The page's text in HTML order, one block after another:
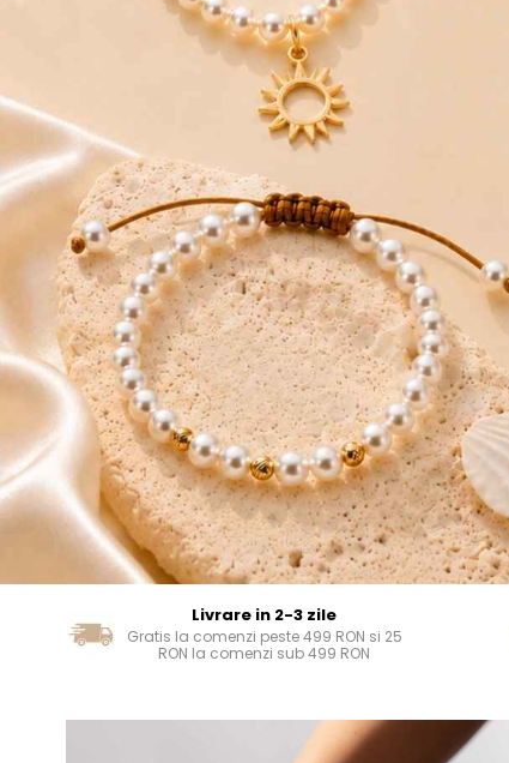
Livrare in 2-3 zile
Gratis la comenzi peste 499 RON si 25
RON la comenzi sub 499 RON